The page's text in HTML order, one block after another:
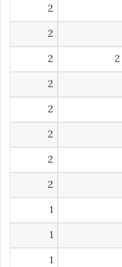
2
2
2
2
2
2
2
2
1
1
1